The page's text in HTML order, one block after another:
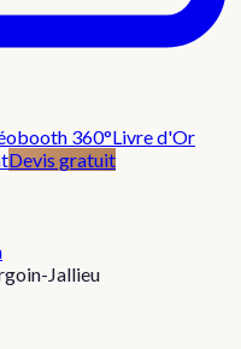
360°Livre d'Or
Devis gratuit
Jallieu